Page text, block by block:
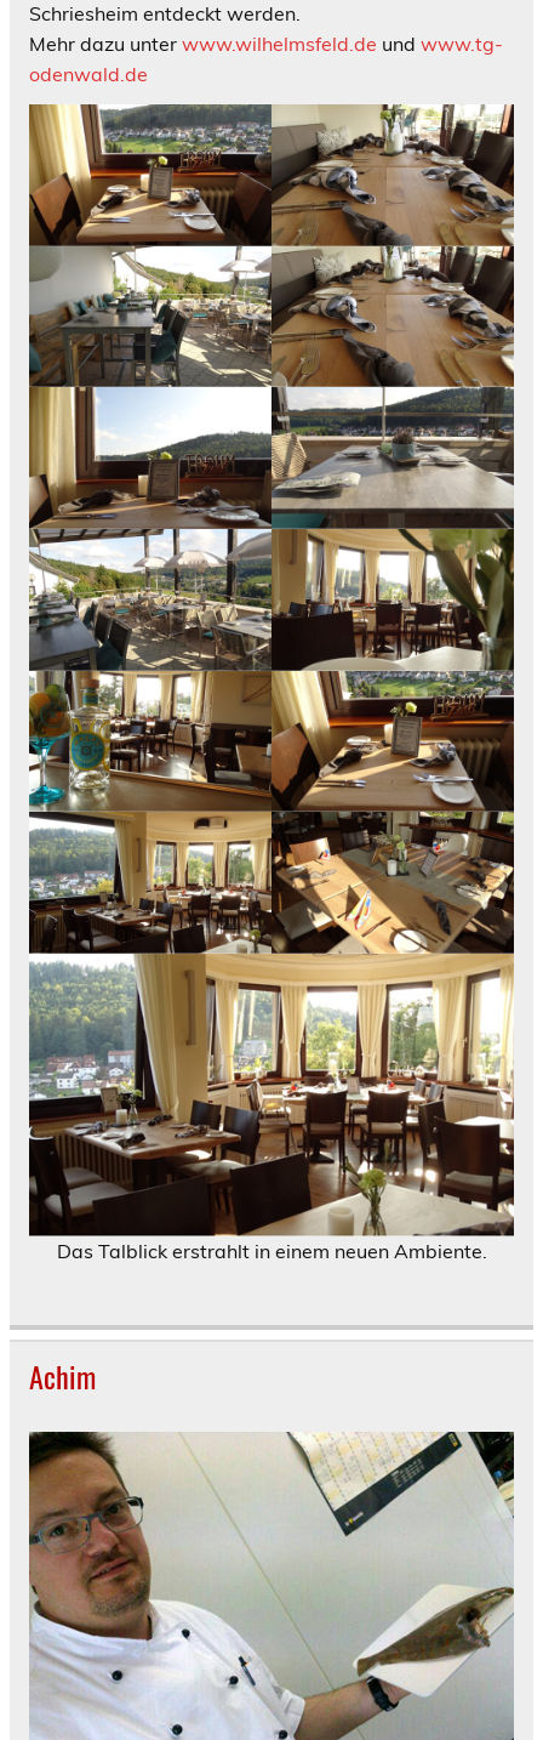
Schriesheim entdeckt werden.
Mehr dazu unter www.wilhelmsfeld.de und www.tg-
odenwald.de
Das Talblick erstrahlt in einem neuen Ambiente.
Achim